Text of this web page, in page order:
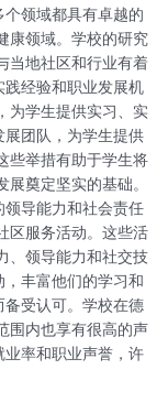
领域都具有卓越的
康领域。学校的研究
当地社区和行业有着
经验和职业发展机
为学生提供实习、实
团队，为学生提供
些举措有助于学生将
奠定坚实的基础。
领导能力和社会责任
区服务活动。这些活
、领导能力和社交技
丰富他们的学习和
受认可。学校在德
围内也享有很高的声
率和职业声誉，许